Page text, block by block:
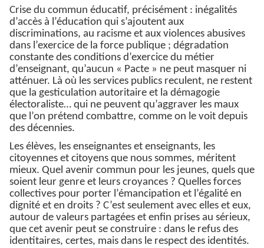
Crise du commun éducatif, précisément : inégalités
d’accès à l’éducation qui s’ajoutent aux
discriminations, au racisme et aux violences abusives
dans l’exercice de la force publique ; dégradation
constante des conditions d’exercice du métier
d’enseignant, qu’aucun « Pacte » ne peut masquer ni
atténuer. Là où les services publics reculent, ne restent
que la gesticulation autoritaire et la démagogie
électoraliste… qui ne peuvent qu’aggraver les maux
que l’on prétend combattre, comme on le voit depuis
des décennies.
Les élèves, les enseignantes et enseignants, les
citoyennes et citoyens que nous sommes, méritent
mieux. Quel avenir commun pour les jeunes, quels que
soient leur genre et leurs croyances ? Quelles forces
collectives pour porter l’émancipation et l’égalité en
dignité et en droits ? C’est seulement avec elles et eux,
autour de valeurs partagées et enfin prises au sérieux,
que cet avenir peut se construire : dans le refus des
identitaires, certes, mais dans le respect des identités.